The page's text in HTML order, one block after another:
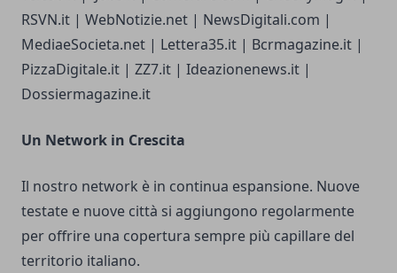
RSVN.it | WebNotizie.net | NewsDigitali.com |
MediaeSocieta.net | Lettera35.it | Bcrmagazine.it |
PizzaDigitale.it | ZZ7.it | Ideazionenews.it |
Dossiermagazine.it
Un Network in Crescita
Il nostro network è in continua espansione. Nuove
testate e nuove città si aggiungono regolarmente
per offrire una copertura sempre più capillare del
territorio italiano.